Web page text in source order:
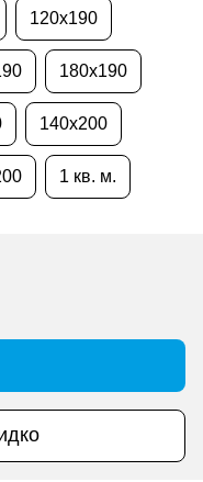
120x190
180x190
140x200
1 кв. м.